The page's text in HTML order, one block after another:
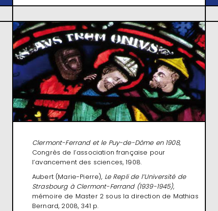
Clermont-Ferrand et le Puy-de-Dôme en 1908,
Congrès de l’association française pour
l’avancement des sciences, 1908.
Aubert (Marie-Pierre), Le Repli de l’Université de
Strasbourg à Clermont-Ferrand (1939-1945),
mémoire de Master 2 sous la direction de Mathias
Bernard, 2008, 341 p.